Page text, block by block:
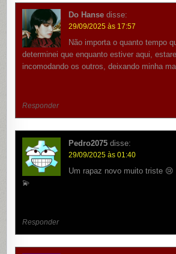
Do Hanse disse:
29/09/2025 às 17:57
Não importa o quanto tempo
determinei que enquanto estiver aqui,
incomodando os outros, deixando minha
Responder
Pedro2075 disse:
29/09/2025 às 01:40
Um rapaz novo muito triste
💫
Responder